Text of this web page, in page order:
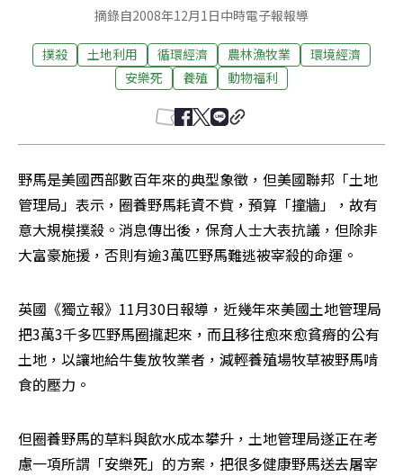
摘錄自2008年12月1日中時電子報報導
撲殺 土地利用 循環經濟 農林漁牧業
環境經濟
安樂死
養殖 動物福利
野馬是美國西部數百年來的典型象徵，但美國聯邦「土地
管理局」表示，圈養野馬耗資不貲，預算「撞牆」，故有
意大規模撲殺。消息傳出後，保育人士大表抗議，但除非
大富豪施援，否則有逾3萬匹野馬難逃被宰殺的命運。
英國《獨立報》11月30日報導，近幾年來美國土地管理局
把3萬3千多匹野馬圈攏起來，而且移往愈來愈貧瘠的公有
土地，以讓地給牛隻放牧業者，減輕養殖場牧草被野馬啃
食的壓力。
但圈養野馬的草料與飲水成本攀升，土地管理局遂正在考
慮一項所謂「安樂死」的方案，把很多健康野馬送去屠宰